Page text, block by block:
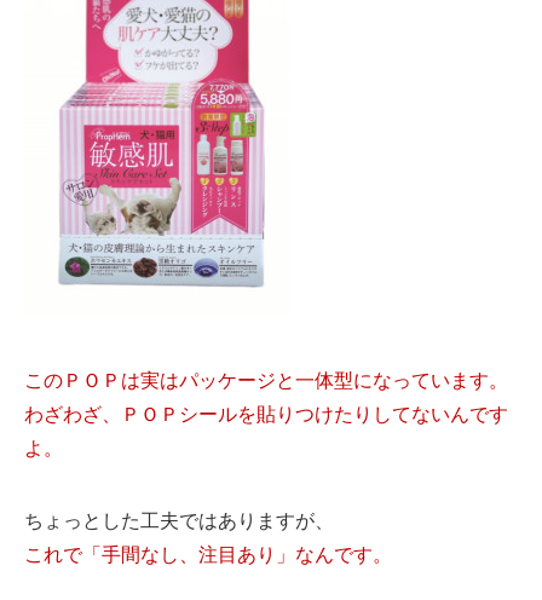
このＰＯＰは実はパッケージと一体型になっています。
わざわざ、ＰＯＰシールを貼りつけたりしてないんです
よ。
ちょっとした工夫ではありますが、
これで「手間なし、注目あり」なんです。